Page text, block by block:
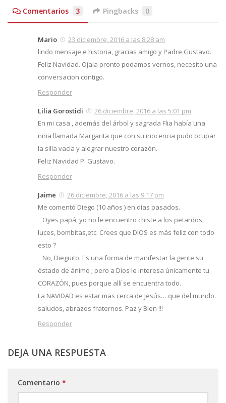
Comentarios 3 Pingbacks 0
Mario
23 diciembre, 2016 a las 8:28 am
lindo mensaje e historia, gracias amigo y Padre Gustavo.
Feliz Navidad. Ojala pronto podamos vernos, necesito una
conversacion contigo.
Responder
Lilia Gorostidi
26 diciembre, 2016 a las 5:01 pm
En mi casa , además del árbol y sagrada Flia había una
niña llamada Margarita que con su inocencia pudo ocupar
la silla vacía y alegrar nuestro corazón.-
Feliz Navidad P. Gustavo.
Responder
Jaime
26 diciembre, 2016 a las 9:17 pm
Me comentó Diego (10 años ) en días pasados.
_ Oyes papá, yo no le encuentro chiste a los petardos,
luces, bombitas,etc. Crees que DIOS es más feliz con todo
esto ?
_ No, Dieguito. Es una forma de manifestar la gente su
éstado de ánimo ; pero a Dios le interesa únicamente tu
CORAZÓN, pues porque allí se encuentra todo.
La NAVIDAD es estar mas cerca de Jesús… que del mundo.
saludos, abrazos fraternos. Paz y Bien !!!
Responder
DEJA UNA RESPUESTA
Comentario *